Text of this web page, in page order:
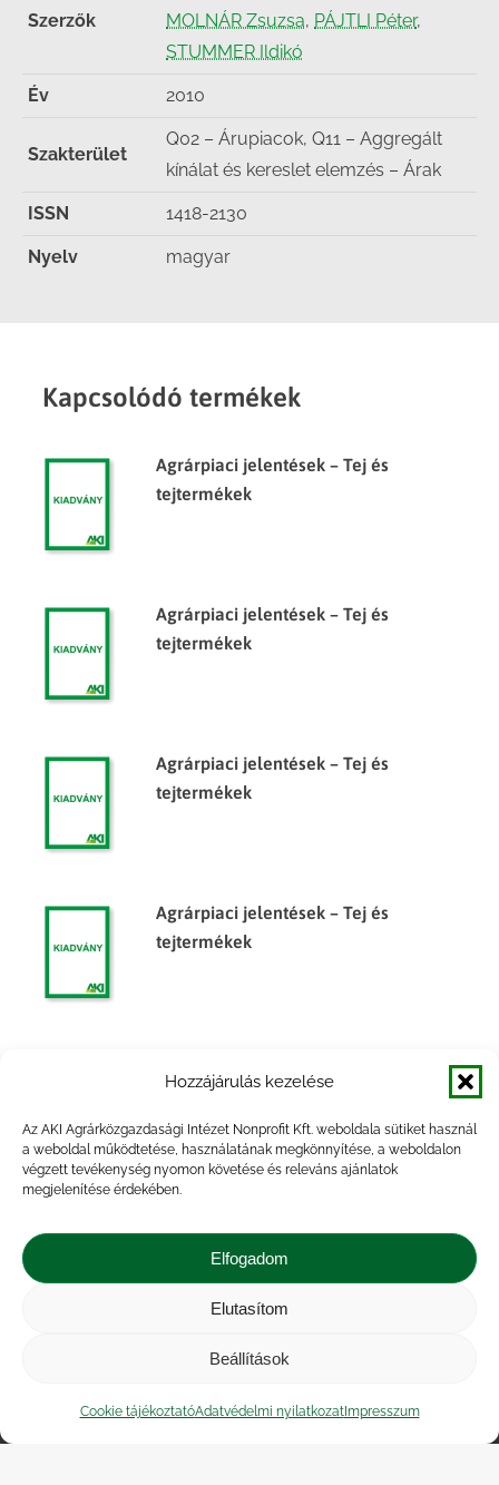
Hozzájárulás kezelése
Az AKI Agrárközgazdasági Intézet Nonprofit Kft. weboldala sütiket használ
a weboldal működtetése, használatának megkönnyítése, a weboldalon
végzett tevékenység nyomon követése és releváns ajánlatok
megjelenítése érdekében.
Elfogadom
Elutasítom
Beállítások
Cookie tájékoztatóAdatvédelmi nyilatkozatImpresszum
Szerzők
MOLNÁR Zsuzsa, PÁJTLI Péter,
STUMMER Ildikó
Év 2010
Szakterület
Q02 – Árupiacok, Q11 – Aggregált
kínálat és kereslet elemzés – Árak
ISSN 1418-2130
Nyelv magyar
Kapcsolódó termékek
Agrárpiaci jelentések – Tej és
tejtermékek
Agrárpiaci jelentések – Tej és
tejtermékek
Agrárpiaci jelentések – Tej és
tejtermékek
Agrárpiaci jelentések – Tej és
tejtermékek
tejtermékek
tejtermékek
Közérdekű adatok
| Adatvédelmi nyilatkozat
|